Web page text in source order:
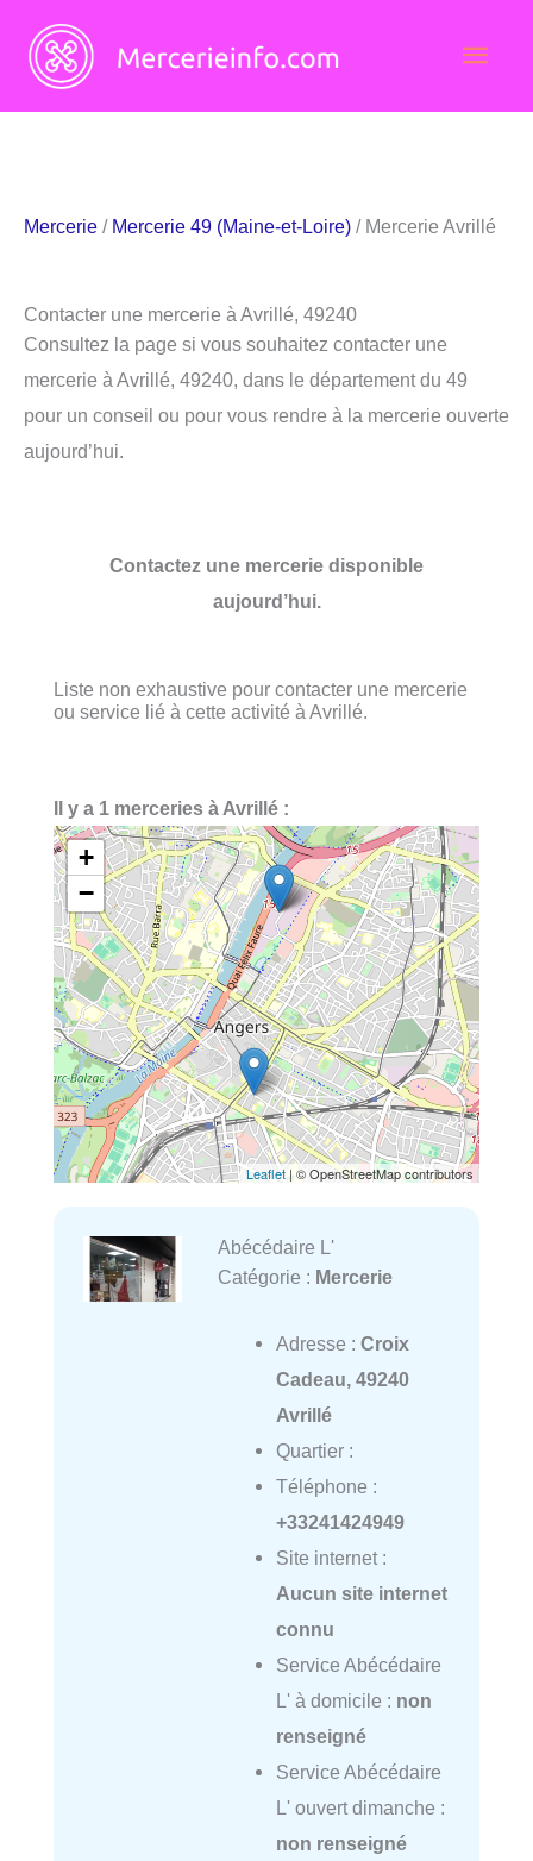
contenu
Mercerie / Mercerie 49 (Maine-et-Loire) / Mercerie Avrillé
Contacter une mercerie à Avrillé, 49240
Consultez la page si vous souhaitez contacter une
mercerie à Avrillé, 49240, dans le département du 49
pour un conseil ou pour vous rendre à la mercerie ouverte
aujourd’hui.
Contactez une mercerie disponible
aujourd’hui.
Liste non exhaustive pour contacter une mercerie
ou service lié à cette activité à Avrillé.
Il y a 1 merceries à Avrillé :
+
−
Leaflet| © OpenStreetMap contributors
Abécédaire L'
Catégorie : Mercerie
Adresse : Croix
Cadeau, 49240
Avrillé
Quartier :
Téléphone :
+33241424949
Site internet :
Aucun site internet
connu
Service Abécédaire
L' à domicile : non
renseigné
Service Abécédaire
L' ouvert dimanche :
non renseigné